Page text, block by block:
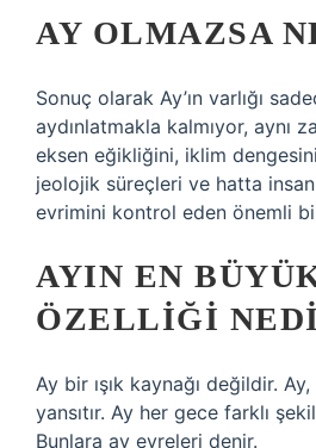
AY OLMAZSA
Sonuç olarak Ay’ın varlığı
aydınlatmakla kalmıyor, aynı
eksen eğikliğini, iklim
jeolojik süreçleri ve hatta
evrimini kontrol eden önemli
AYIN EN
ÖZELLIĞI
Ay bir ışık kaynağı değildir. Ay,
yansıtır. Ay her gece farklı
Bunlara ay evreleri denir.